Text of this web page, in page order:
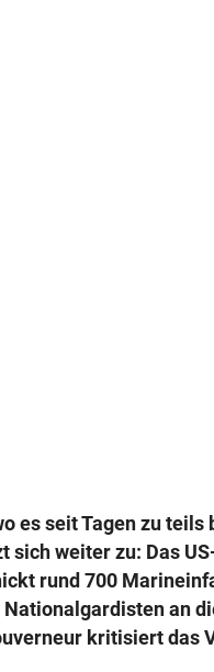
es seit Tagen zu teils
sich weiter zu: Das
rund 700
an
kritisiert das